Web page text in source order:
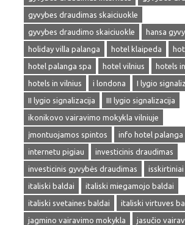
gyvybes draudimas skaiciuokle
gyvybes draudimo skaiciuokle
hansa
holiday villa palanga
hotel klaipeda
hotel palanga spa
hotel vilnius
hotels
hotels in vilnius
i londona
I lygio
II lygio signalizacija
III lygio signalizacija
ikonikovo vairavimo mokykla vilniuje
įmontuojamos spintos
info hotel palanga
internetu pigiau
investicinis draudimas
investicinis gyvybės draudimas
isskirtiniai
italiski baldai
italiski miegamojo baldai
italiski svetaines baldai
italiski virtuves
jagmino vairavimo mokykla
jasučio